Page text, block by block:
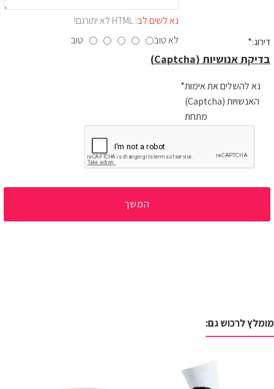
נא לשים לב:
דירוג:
לא טוב טוב
בדיקת אנושיות (Captcha)
נא להשלים את אימות
האנשויות (Captcha)
מתחת
המשך
מומלץ לרכוש גם: